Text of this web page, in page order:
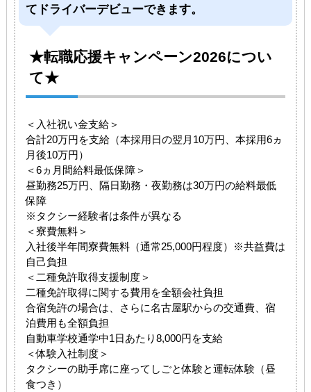
てドライバーデビューできます。
★転職応援キャンペーン2026につい
て★
＜入社祝い金支給＞
合計20万円を支給（本採用日の翌月10万円、本採用6ヵ
月後10万円）
＜6ヵ月間給料最低保障＞
昼勤務25万円、隔日勤務・夜勤務は30万円の給料最低
保障
※タクシー経験者は条件が異なる
＜寮費無料＞
入社後半年間寮費無料（通常25,000円程度）※共益費は
自己負担
＜二種免許取得支援制度＞
二種免許取得に関する費用を全額会社負担
合宿免許の場合は、さらに名古屋駅からの交通費、宿
泊費用も全額負担
自動車学校通学中1日あたり8,000円を支給
＜体験入社制度＞
タクシーの助手席に座ってしごと体験と運転体験（昼
食つき）